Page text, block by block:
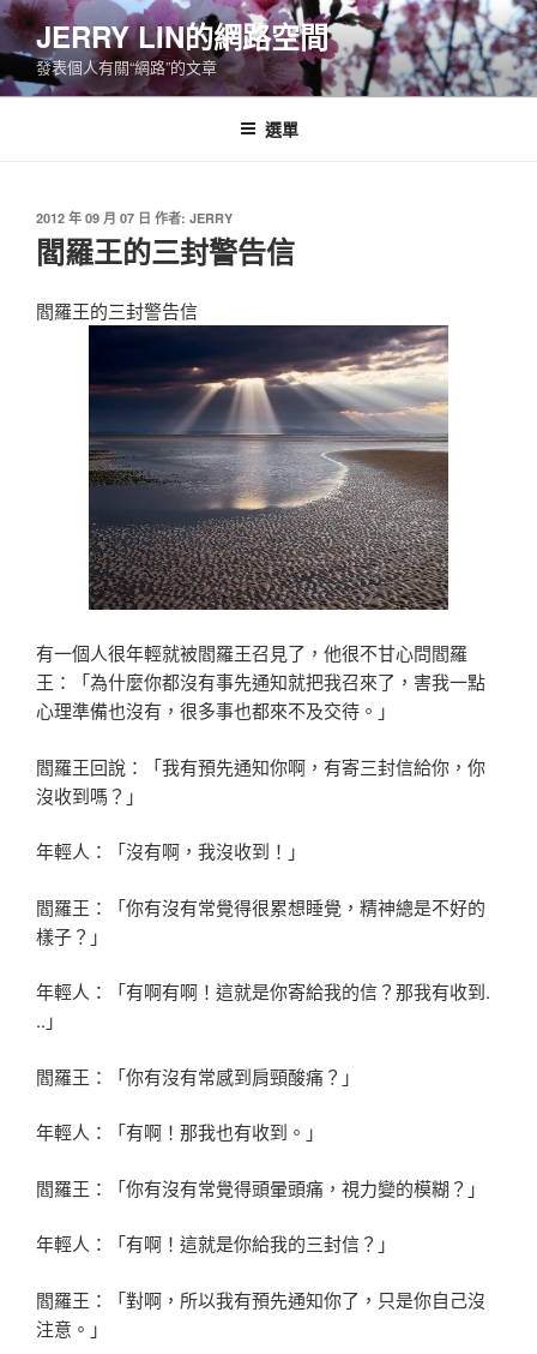
跳
至
主
要
JERRY LIN的網路空間
發表個人有關“網路”的文章
選單
發
佈
於
2012 年 09 月 07 日 作者: JERRY
閻羅王的三封警告信
閻羅王的三封警告信
有一個人很年輕就被閻羅王召見了，他很不甘心問閻羅
王：
「為什麼你都沒有事先通知就把我召來了，害我一點
心理準備也沒有，很多事也都來不及交待。」
閻羅王回說：「我有預先通知你啊，有寄三封信給你，你
沒收到嗎？」
年輕人：「沒有啊，我沒收到！」
閻羅王：「你有沒有常覺得很累想睡覺，精神總是不好的
樣子？」
年輕人：「有啊有啊！這就是你寄給我的信？那我有收到.
..」
閻羅王：「你有沒有常感到肩頸酸痛？」
年輕人：「有啊！那我也有收到。」
閻羅王：「你有沒有常覺得頭暈頭痛，視力變的模糊？」
年輕人：「有啊！這就是你給我的三封信？」
閻羅王：「對啊，所以我有預先通知你了，只是你自己沒
注意。」